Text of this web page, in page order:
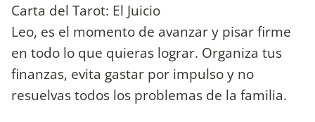
Carta del Tarot: El Juicio
Leo, es el momento de avanzar y pisar firme
en todo lo que quieras lograr. Organiza tus
finanzas, evita gastar por impulso y no
resuelvas todos los problemas de la familia.